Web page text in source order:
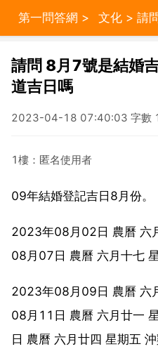
第一問答網 > 文化 > 請
請問 8月7號是結婚
道吉日嗎
2023-04-18 07:40:03 字數
1樓：匿名使用者
09年結婚登記吉日8月份。
2023年08月02日 農曆 六
08月07日 農曆 六月十七
2023年08月09日 農曆 六
08月11日 農曆 六月廿一
日 農曆 六月廿四 星期五